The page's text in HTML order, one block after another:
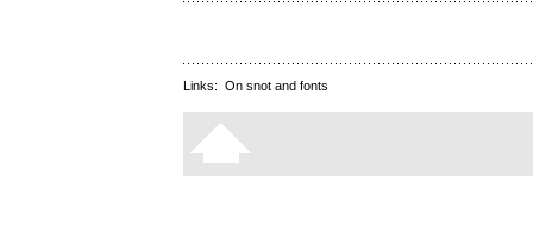
Links: On snot and fonts